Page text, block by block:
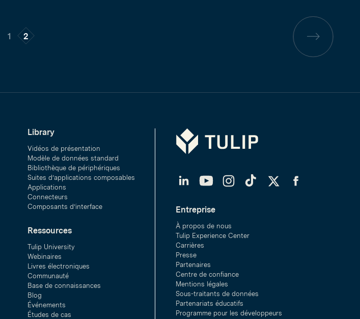
1 2
Page
précédente
Library
Vidéos de présentation
Modèle de données standard
Bibliothèque de périphériques
Suites d’applications composables
Applications
Connecteurs
Composants d’interface
Ressources
Tulip University
Webinaires
Livres électroniques
Communauté
Base de connaissances
Blog
Événements
Études de cas
Tulip
LinkedInYouTubeInstagramTikTokTwitterFacebook
Entreprise
À propos de nous
Tulip Experience Center
Carrières
Presse
Partenaires
Centre de confiance
Mentions légales
Sous-traitants de données
Partenariats éducatifs
Programme pour les développeurs